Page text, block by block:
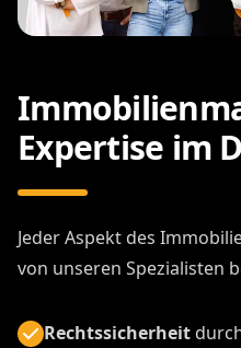
Expertise im
Jeder Aspekt des
von unseren Spezialisten
Rechtssicherheit